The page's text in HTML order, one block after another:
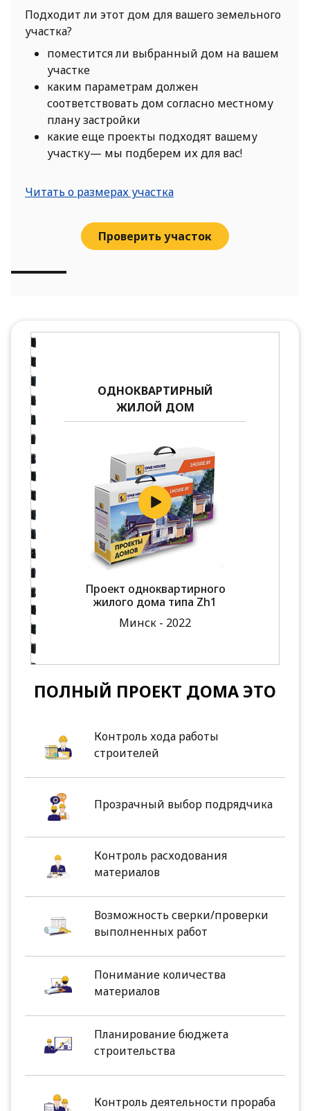
Подходит ли этот дом для вашего земельного
участка?
поместится ли выбранный дом на вашем
участке
каким параметрам должен
соответствовать дом согласно местному
плану застройки
какие еще проекты подходят вашему
участку— мы подберем их для вас!
Читать о размерах участка
Проверить участок
ОДНОКВАРТИРНЫЙ
ЖИЛОЙ ДОМ
Проект одноквартирного
жилого дома типа Zh1
Минск - 2022
ПОЛНЫЙ ПРОЕКТ ДОМА ЭТО
Контроль хода работы
строителей
Прозрачный выбор подрядчика
Контроль расходования
материалов
Возможность сверки/проверки
выполненных работ
Понимание количества
материалов
Планирование бюджета
строительства
Контроль деятельности прораба